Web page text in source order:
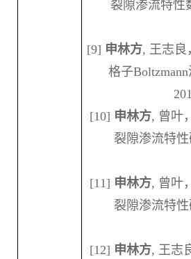
裂隙渗流特性
[9] 申林方, 王志良
格子Boltzmann
20
[10] 申林方, 曾叶
裂隙渗流特
[11] 申林方, 曾叶
裂隙渗流特
[12] 申林方, 王志